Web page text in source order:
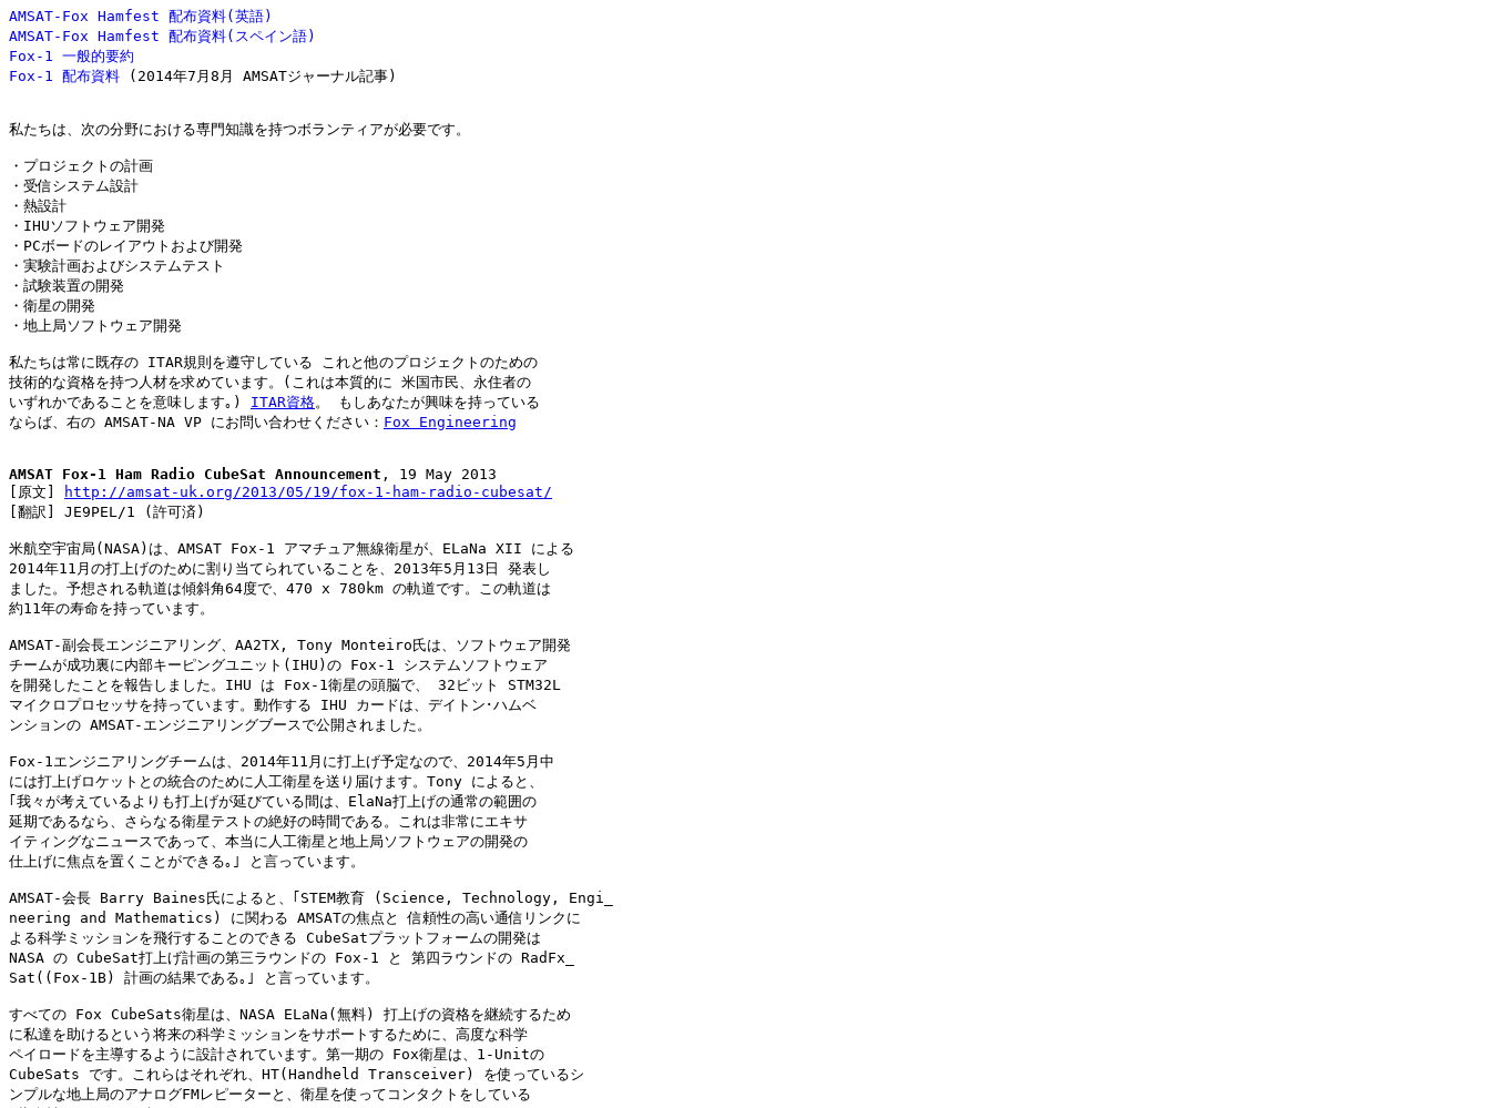
AMSAT-Fox Hamfest 配布資料(英語)
AMSAT-Fox Hamfest 配布資料(スペイン語)
Fox-1 一般的要約
Fox-1 配布資料 (2014年7月8月 AMSATジャーナル記事)
私たちは、次の分野における専門知識を持つボランティアが必要です。
・プロジェクトの計画
・受信システム設計
・熱設計
・IHUソフトウェア開発
・PCボードのレイアウトおよび開発
・実験計画およびシステムテスト
・試験装置の開発
・衛星の開発
・地上局ソフトウェア開発
私たちは常に既存の ITAR規則を遵守している これと他のプロジェクトのための
技術的な資格を持つ人材を求めています。(これは本質的に 米国市民、永住者の
いずれかであることを意味します｡) ITAR資格。 もしあなたが興味を持っている
ならば、右の AMSAT-NA VP にお問い合わせください： Fox Engineering
AMSAT Fox-1 Ham Radio CubeSat Announcement , 19 May 2013
[原文]
http://amsat-uk.org/2013/05/19/fox-1-ham-radio-cubesat/
[翻訳] JE9PEL/1 (許可済)
米航空宇宙局(NASA)は、AMSAT Fox-1 アマチュア無線衛星が、ELaNa XII による
2014年11月の打上げのために割り当てられていることを、2013年5月13日 発表し
ました。予想される軌道は傾斜角64度で、470 x 780km の軌道です。この軌道は
約11年の寿命を持っています。
AMSAT-副会長エンジニアリング、AA2TX, Tony Monteiro氏は、ソフトウェア開発
チームが成功裏に内部キーピングユニット(IHU)の Fox-1 システムソフトウェア
を開発したことを報告しました。IHU は Fox-1衛星の頭脳で、 32ビット STM32L
マイクロプロセッサを持っています。動作する IHU カードは、デイトン･ハムベ
ンションの AMSAT-エンジニアリングブースで公開されました。
Fox-1エンジニアリングチームは、2014年11月に打上げ予定なので、2014年5月中
には打上げロケットとの統合のために人工衛星を送り届けます。Tony によると、
｢我々が考えているよりも打上げが延びている間は、ElaNa打上げの通常の範囲の
延期であるなら、さらなる衛星テストの絶好の時間である。これは非常にエキサ
イティングなニュースであって、本当に人工衛星と地上局ソフトウェアの開発の
仕上げに焦点を置くことができる｡｣ と言っています。
AMSAT-会長 Barry Baines氏によると、｢STEM教育 (Science, Technology, Engi_
neering and Mathematics) に関わる AMSATの焦点と 信頼性の高い通信リンクに
よる科学ミッションを飛行することのできる CubeSatプラットフォームの開発は
NASA の CubeSat打上げ計画の第三ラウンドの Fox-1 と 第四ラウンドの RadFx_
Sat((Fox-1B) 計画の結果である｡｣ と言っています。
すべての Fox CubeSats衛星は、NASA ELaNa(無料) 打上げの資格を継続するため
に私達を助けるという将来の科学ミッションをサポートするために、高度な科学
ペイロードを主導するように設計されています。第一期の Fox衛星は、1-Unitの
CubeSats です。これらはそれぞれ、HT(Handheld Transceiver) を使っているシ
ンプルな地上局のアナログFMレピーターと、衛星を使ってコンタクトをしている